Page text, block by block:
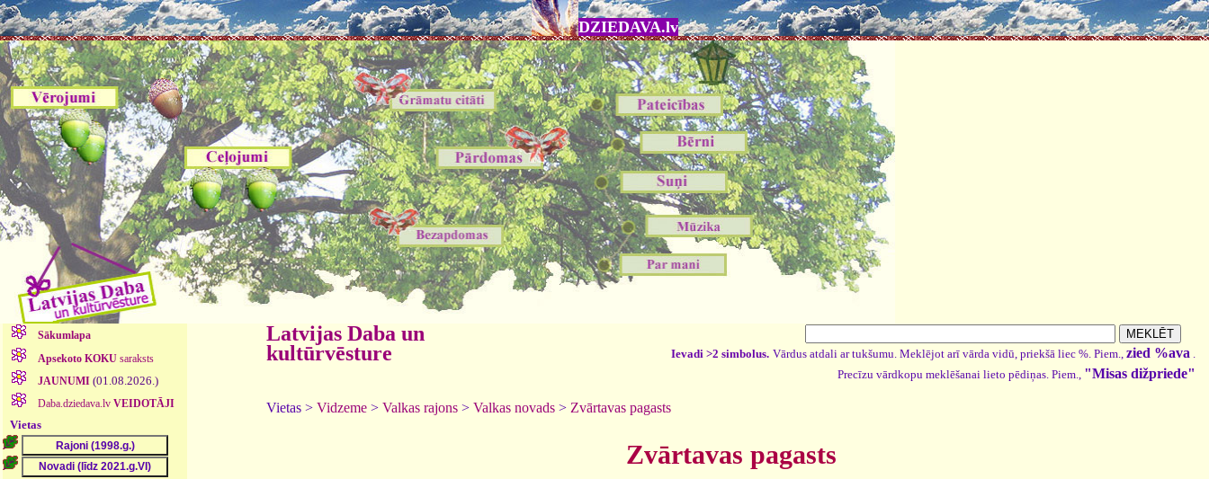
DZIEDAVA.lv
Sākumlapa
Apsekoto KOKUsaraksts
JAUNUMI (01.08.2026.)
Daba.dziedava.lv VEIDOTĀJI
Vietas
Latvijas Daba un
kultūrvēsture
Ievadi >2 simbolus. Vārdus atdali ar tukšumu. Meklējot arī vārda vidū, priekšā liec %. Piem., zied %ava .
Precīzu vārdkopu meklēšanai lieto pēdiņas. Piem., "Misas dižpriede"
Vietas > Vidzeme > Valkas rajons > Valkas novads > Zvārtavas pagasts
Zvārtavas pagasts